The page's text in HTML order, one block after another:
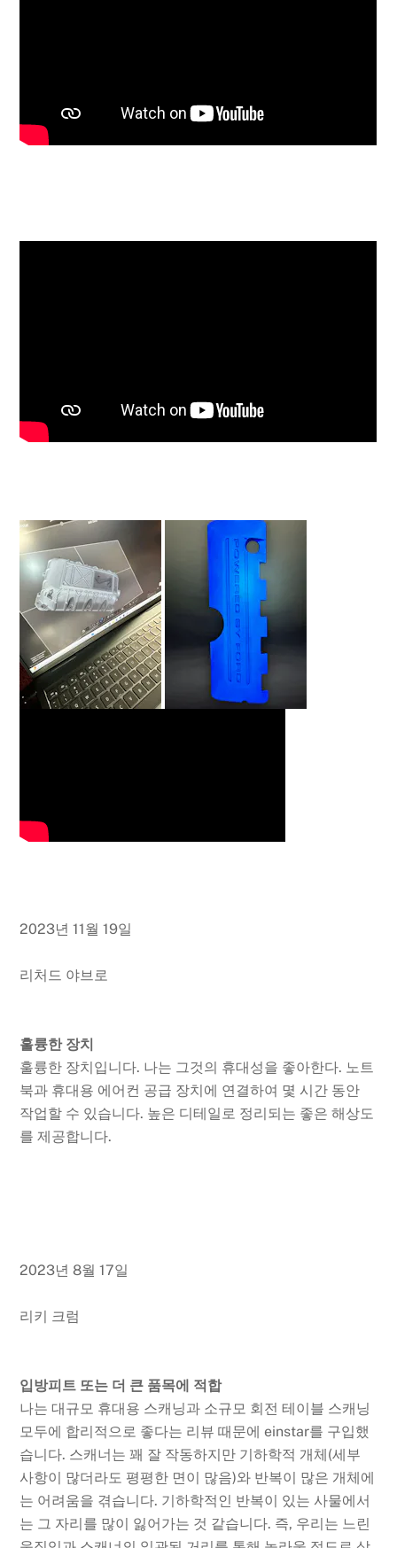
2023년 11월 19일
리처드 야브로
훌륭한 장치
훌륭한 장치입니다. 나는 그것의 휴대성을 좋아한다. 노트
북과 휴대용 에어컨 공급 장치에 연결하여 몇 시간 동안
작업할 수 있습니다. 높은 디테일로 정리되는 좋은 해상도
를 제공합니다.
2023년 8월 17일
리키 크럼
입방피트 또는 더 큰 품목에 적합
나는 대규모 휴대용 스캐닝과 소규모 회전 테이블 스캐닝
모두에 합리적으로 좋다는 리뷰 때문에 einstar를 구입했
습니다. 스캐너는 꽤 잘 작동하지만 기하학적 개체(세부
사항이 많더라도 평평한 면이 많음)와 반복이 많은 개체에
는 어려움을 겪습니다. 기하학적인 반복이 있는 사물에서
는 그 자리를 많이 잃어가는 것 같습니다. 즉, 우리는 느린